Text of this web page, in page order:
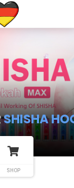
MAX
SHOP